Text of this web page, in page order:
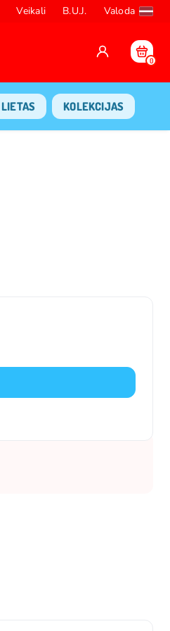
Veikali B.U.J. Valoda
0
LIETAS KOLEKCIJAS